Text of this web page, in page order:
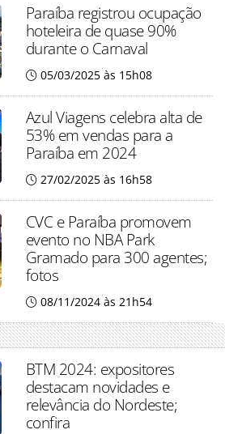
Paraíba registrou ocupação
hoteleira de quase 90%
durante o Carnaval
05/03/2025 às 15h08
Azul Viagens celebra alta de
53% em vendas para a
Paraíba em 2024
27/02/2025 às 16h58
CVC e Paraíba promovem
evento no NBA Park
Gramado para 300 agentes;
fotos
08/11/2024 às 21h54
BTM 2024: expositores
destacam novidades e
relevância do Nordeste;
confira